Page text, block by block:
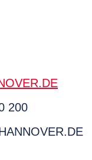
200